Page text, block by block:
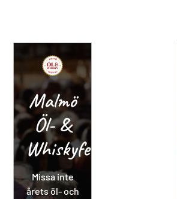
Malmö
Öl- &
Whiskyfestival
Missa inte
årets öl- och